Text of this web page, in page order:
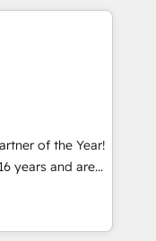
ready to
systems
& Service
data
(e.g. MS
AFAS) We
the SME sector
services and
adoption is.
by-step
of the Year!
years and are
and technically